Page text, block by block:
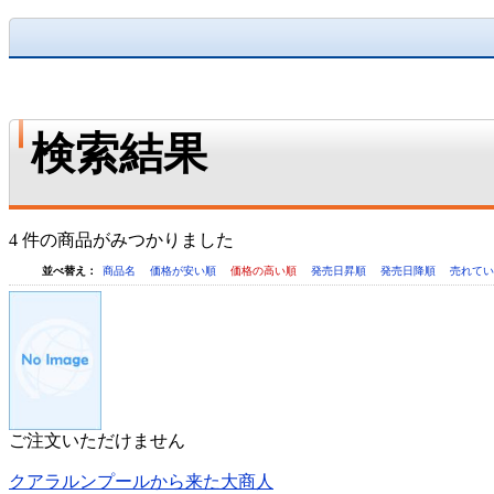
検索結果
4 件の商品がみつかりました
並べ替え： 商品名 価格が安い順 価格の高い順 発売日昇順 発売日降順 売れて
ご注文いただけません
クアラルンプールから来た大商人